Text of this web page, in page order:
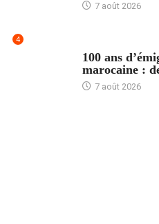
7 août 2026
4
100 ans
marocaine :
7 août 2026